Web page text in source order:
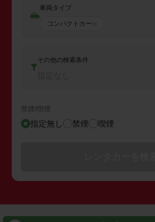
車両タイプ
コンパクトカー
その他の検索条件
禁煙/喫煙
指定無し 禁煙 喫煙